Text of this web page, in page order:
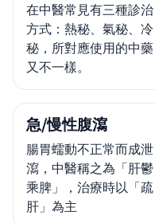
在中醫常見有三種診治
方式：熱秘、氣秘、冷
秘，所對應使用的中藥
又不一樣。
急/慢性腹瀉
腸胃蠕動不正常而成泄
瀉，中醫稱之為「肝鬱
乘脾」，治療時以「疏
肝」為主